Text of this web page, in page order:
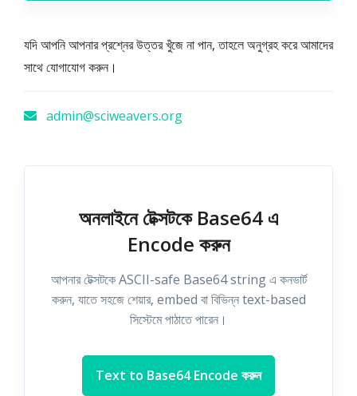
যদি আপনি আপনার প্রশ্নের উত্তর খুঁজে না পান, তাহলে অনুগ্রহ করে আমাদের
সাথে যোগাযোগ করুন।
admin@sciweavers.org
অনলাইনে টেক্সটকে Base64 এ
Encode করুন
আপনার টেক্সটকে ASCII-safe Base64 string এ কনভার্ট
করুন, যাতে সহজে শেয়ার, embed বা বিভিন্ন text-based
সিস্টেমে পাঠাতে পারেন।
Text to Base64 Encode করুন